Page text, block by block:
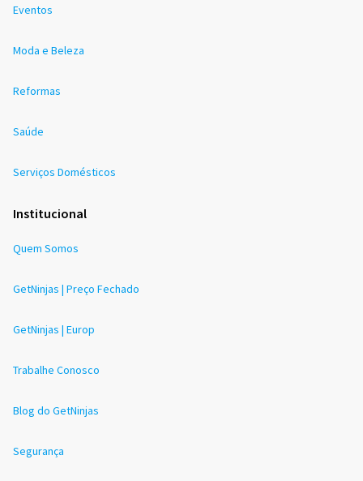
Eventos
Moda e Beleza
Reformas
Saúde
Serviços Domésticos
Institucional
Quem Somos
GetNinjas | Preço Fechado
GetNinjas | Europ
Trabalhe Conosco
Blog do GetNinjas
Segurança